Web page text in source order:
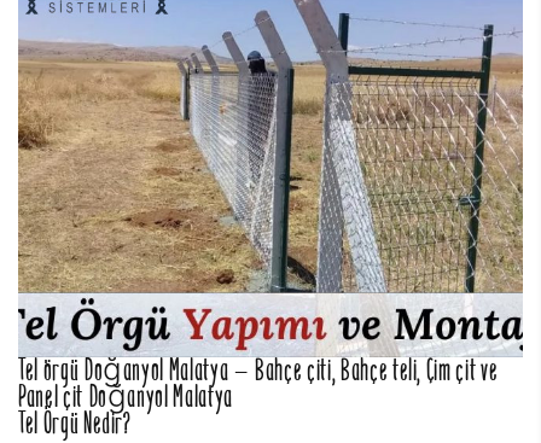
Tel örgü Doğanyol Malatya – Bahçe çiti, Bahçe teli, Çim çit ve
Panel çit Doğanyol Malatya
Tel Örgü Nedir?